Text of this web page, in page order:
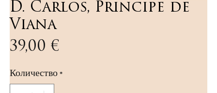
D. Carlos, Principe de
Viana
39,00 €
Количество*